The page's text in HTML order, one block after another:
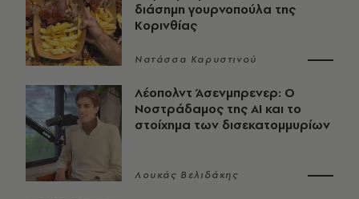
διάσημη γουρνοπούλα της
Κορινθίας
Νατάσσα Καρυστινού
Λέοπολντ Άσενμπρενερ: Ο
Νοστράδαμος της AI και το
στοίχημα των δισεκατομμυρίων
Λουκάς Βελιδάκης